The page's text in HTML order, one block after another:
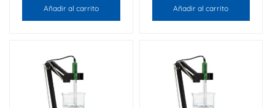
Añadir al carrito Añadir al carrito